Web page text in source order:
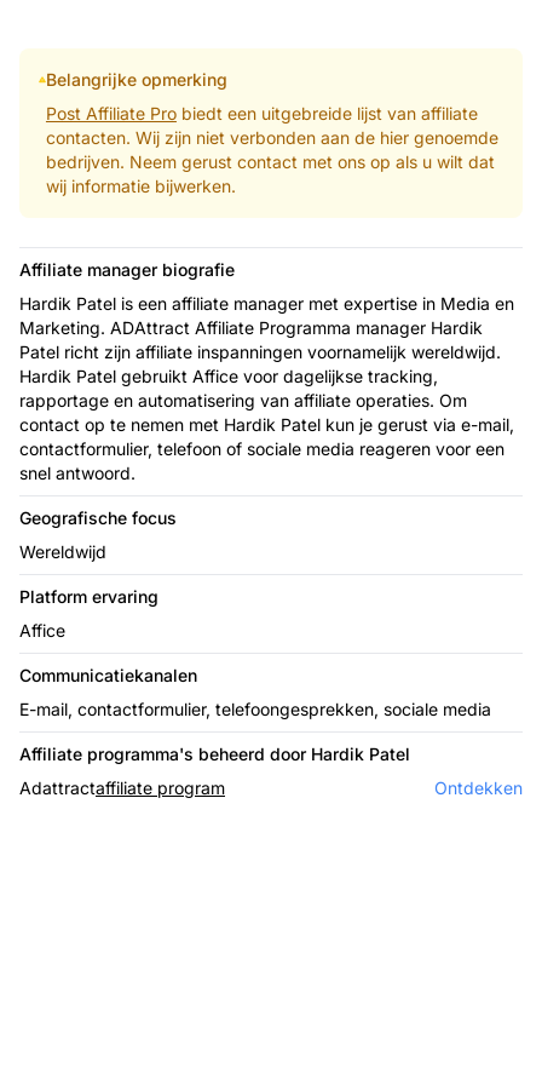
Belangrijke opmerking
Post Affiliate Probiedt een uitgebreide lijst van affiliate
contacten. Wij zijn niet verbonden aan de hier genoemde
bedrijven. Neem gerust contact met ons op als u wilt dat
wij informatie bijwerken.
Affiliate manager biografie
Hardik Patel is een affiliate manager met expertise in Media en
Marketing. ADAttract Affiliate Programma manager Hardik
Patel richt zijn affiliate inspanningen voornamelijk wereldwijd.
Hardik Patel gebruikt Affice voor dagelijkse tracking,
rapportage en automatisering van affiliate operaties. Om
contact op te nemen met Hardik Patel kun je gerust via e-mail,
contactformulier, telefoon of sociale media reageren voor een
snel antwoord.
Geografische focus
Wereldwijd
Platform ervaring
Affice
Communicatiekanalen
E-mail, contactformulier, telefoongesprekken, sociale media
Affiliate programma's beheerd door Hardik Patel
Adattractaffiliate program Ontdekken